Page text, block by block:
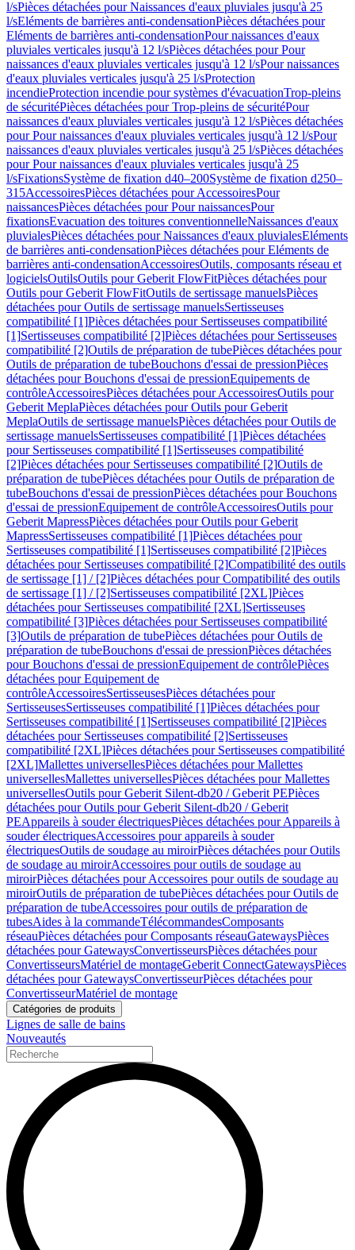
l/sPièces détachées pour Naissances d'eaux pluviales jusqu'à 25
l/sEléments de barrières anti-condensationPièces détachées pour
Eléments de barrières anti-condensationPour naissances d'eaux
pluviales verticales jusqu'à 12 l/sPièces détachées pour Pour
naissances d'eaux pluviales verticales jusqu'à 12 l/sPour naissances
d'eaux pluviales verticales jusqu'à 25 l/sProtection
incendieProtection incendie pour systèmes d'évacuationTrop-pleins
de sécuritéPièces détachées pour Trop-pleins de sécuritéPour
naissances d'eaux pluviales verticales jusqu'à 12 l/sPièces détachées
pour Pour naissances d'eaux pluviales verticales jusqu'à 12 l/sPour
naissances d'eaux pluviales verticales jusqu'à 25 l/sPièces détachées
pour Pour naissances d'eaux pluviales verticales jusqu'à 25
l/sFixationsSystème de fixation d40–200Système de fixation d250–
315AccessoiresPièces détachées pour AccessoiresPour
naissancesPièces détachées pour Pour naissancesPour
fixationsEvacuation des toitures conventionnelleNaissances d'eaux
pluvialesPièces détachées pour Naissances d'eaux pluvialesEléments
de barrières anti-condensationPièces détachées pour Eléments de
barrières anti-condensationAccessoiresOutils, composants réseau et
logicielsOutilsOutils pour Geberit FlowFitPièces détachées pour
Outils pour Geberit FlowFitOutils de sertissage manuelsPièces
détachées pour Outils de sertissage manuelsSertisseuses
compatibilité [1]Pièces détachées pour Sertisseuses compatibilité
[1]Sertisseuses compatibilité [2]Pièces détachées pour Sertisseuses
compatibilité [2]Outils de préparation de tubePièces détachées pour
Outils de préparation de tubeBouchons d'essai de pressionPièces
détachées pour Bouchons d'essai de pressionEquipements de
contrôleAccessoiresPièces détachées pour AccessoiresOutils pour
Geberit MeplaPièces détachées pour Outils pour Geberit
MeplaOutils de sertissage manuelsPièces détachées pour Outils de
sertissage manuelsSertisseuses compatibilité [1]Pièces détachées
pour Sertisseuses compatibilité [1]Sertisseuses compatibilité
[2]Pièces détachées pour Sertisseuses compatibilité [2]Outils de
préparation de tubePièces détachées pour Outils de préparation de
tubeBouchons d'essai de pressionPièces détachées pour Bouchons
d'essai de pressionEquipement de contrôleAccessoiresOutils pour
Geberit MapressPièces détachées pour Outils pour Geberit
MapressSertisseuses compatibilité [1]Pièces détachées pour
Sertisseuses compatibilité [1]Sertisseuses compatibilité [2]Pièces
détachées pour Sertisseuses compatibilité [2]Compatibilité des outils
de sertissage [1] / [2]Pièces détachées pour Compatibilité des outils
de sertissage [1] / [2]Sertisseuses compatibilité [2XL]Pièces
détachées pour Sertisseuses compatibilité [2XL]Sertisseuses
compatibilité [3]Pièces détachées pour Sertisseuses compatibilité
[3]Outils de préparation de tubePièces détachées pour Outils de
préparation de tubeBouchons d'essai de pressionPièces détachées
pour Bouchons d'essai de pressionEquipement de contrôlePièces
détachées pour Equipement de
contrôleAccessoiresSertisseusesPièces détachées pour
SertisseusesSertisseuses compatibilité [1]Pièces détachées pour
Sertisseuses compatibilité [1]Sertisseuses compatibilité [2]Pièces
détachées pour Sertisseuses compatibilité [2]Sertisseuses
compatibilité [2XL]Pièces détachées pour Sertisseuses compatibilité
[2XL]Mallettes universellesPièces détachées pour Mallettes
universellesMallettes universellesPièces détachées pour Mallettes
universellesOutils pour Geberit Silent-db20 / Geberit PEPièces
détachées pour Outils pour Geberit Silent-db20 / Geberit
PEAppareils à souder électriquesPièces détachées pour Appareils à
souder électriquesAccessoires pour appareils à souder
électriquesOutils de soudage au miroirPièces détachées pour Outils
de soudage au miroirAccessoires pour outils de soudage au
miroirPièces détachées pour Accessoires pour outils de soudage au
miroirOutils de préparation de tubePièces détachées pour Outils de
préparation de tubeAccessoires pour outils de préparation de
tubesAides à la commandeTélécommandesComposants
réseauPièces détachées pour Composants réseauGatewaysPièces
détachées pour GatewaysConvertisseursPièces détachées pour
ConvertisseursMatériel de montageGeberit ConnectGatewaysPièces
détachées pour GatewaysConvertisseurPièces détachées pour
ConvertisseurMatériel de montage
Catégories de produits
Lignes de salle de bains
Nouveautés